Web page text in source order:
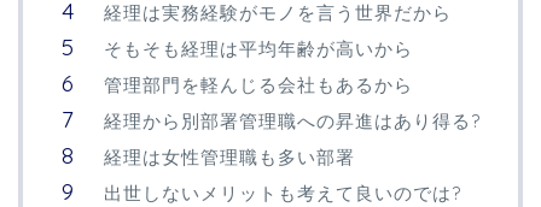
経理は実務経験がモノを言う世界だから
そもそも経理は平均年齢が高いから
管理部門を軽んじる会社もあるから
経理から別部署管理職への昇進はあり得る?
経理は女性管理職も多い部署
出世しないメリットも考えて良いのでは?